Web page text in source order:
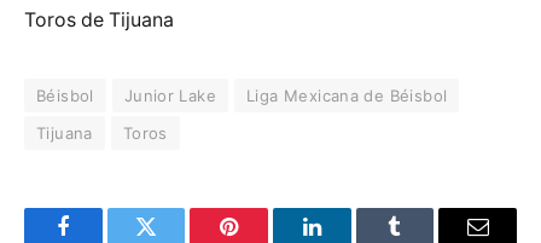
Toros de Tijuana
Béisbol Junior Lake
Liga Mexicana de Béisbol
Tijuana
Toros